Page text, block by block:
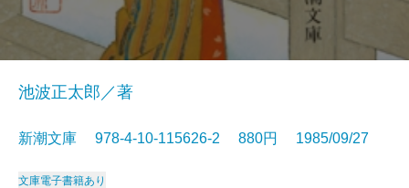
池波正太郎／著
新潮文庫 978-4-10-115626-2 880円 1985/09/27
文庫電子書籍あり